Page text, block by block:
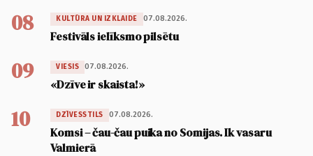
08 KULTŪRA UN IZKLAIDE 07.08.2026.
Festivāls ielīksmo pilsētu
09 VIESIS 07.08.2026.
«Dzīve ir skaista!»
10 DZĪVESSTILS 07.08.2026.
Komsi – čau-čau puika no Somijas. Ik vasaru
Valmierā